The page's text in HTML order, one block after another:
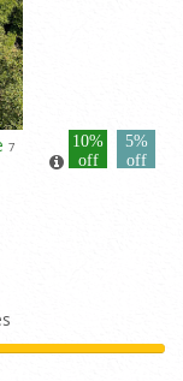
7
10%
off
5%
off